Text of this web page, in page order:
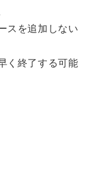
スを追加しない
く終了する可能